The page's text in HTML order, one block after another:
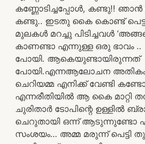
കണ്ണോടിച്ചപ്പോൾ, കണ്ടു!!
കണ്ടു.. ഇടതു കൈ കൊണ്ട്
മുലകൾ മറച്ചു പിടിച്ചവൾ
കാണണ്ടാ എന്നുള്ള ഒരു ഭാവം ..
പോയി. ആകെയുണ്ടായിരുന്നത്
പോയി.എന്നആലോചന അതികം
ചെറിയമ്മ എനിക്ക് വേണ്ടി
എന്നരീതിയിൽ ആ കൈ
ചുരിതാർ ടോപിന്റെ ഉള്ളിൽ
ചെറുതായി ഒന്ന് ആടുന്നുണ്ടോ
സംശയം… അമ്മ മരുന്ന് പെട്ടി